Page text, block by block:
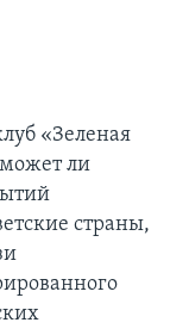
«Зеленая
ли
страны,